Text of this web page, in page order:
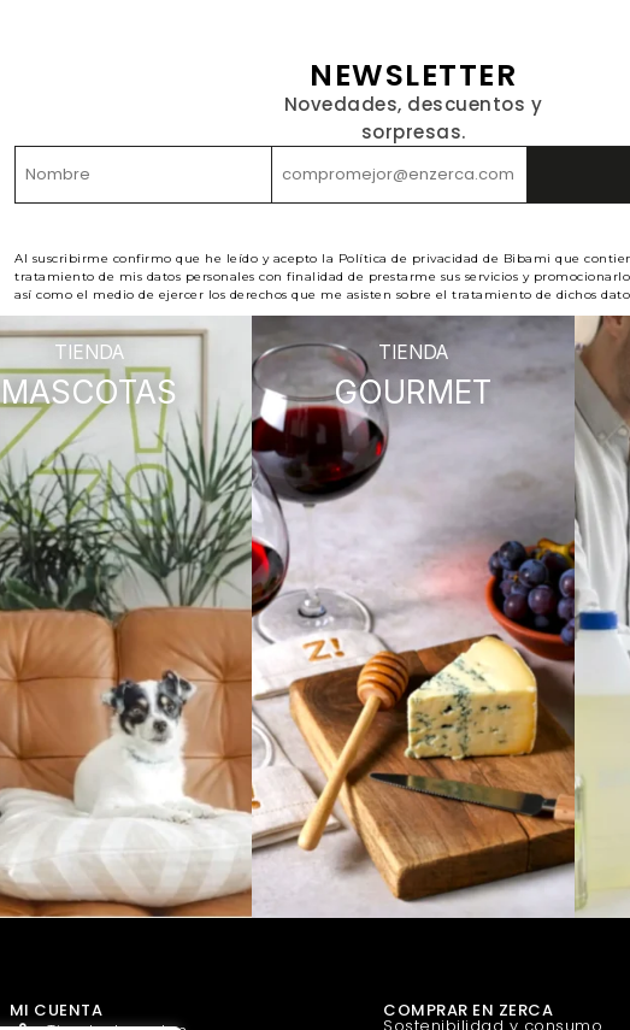
NEWSLETTER
Novedades, descuentos y
sorpresas.
Al suscribirme confirmo que he leído y acepto la Política de privacidad de Bibami que
tratamiento de mis datos personales con finalidad de prestarme sus servicios y
así como el medio de ejercer los derechos que me asisten sobre el tratamiento de dichos
TIENDA
MASCOTAS
TIENDA
GOURMET
MI CUENTA
COMPRAR EN ZERCA